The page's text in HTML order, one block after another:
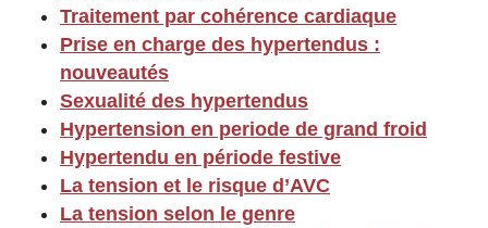
Traitement par cohérence cardiaque
Prise en charge des hypertendus :
nouveautés
Sexualité des hypertendus
Hypertension en periode de grand froid
Hypertendu en période festive
La tension et le risque d’AVC
La tension selon le genre